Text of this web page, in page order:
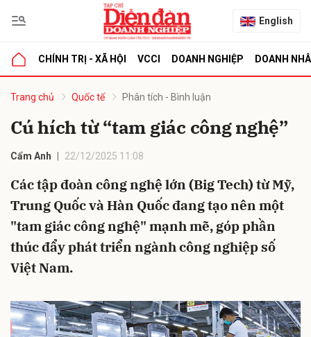
English
CHÍNH TRỊ - XÃ HỘI VCCI DOANH NGHIỆP DOANH
Trang chủ Quốc tế Phân tích - Bình luận
Cú hích từ “tam giác công nghệ”
Cẩm Anh 22/12/2025 11:08
Các tập đoàn công nghệ lớn (Big Tech) từ Mỹ,
Trung Quốc và Hàn Quốc đang tạo nên một
"tam giác công nghệ" mạnh mẽ, góp phần
thúc đẩy phát triển ngành công nghiệp số
Việt Nam.
luận
Hủy